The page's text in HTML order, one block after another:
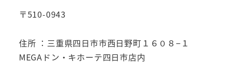
〒510-0943
住所 ：三重県四日市市西日野町１６０８−１
MEGAドン・キホーテ四日市店内